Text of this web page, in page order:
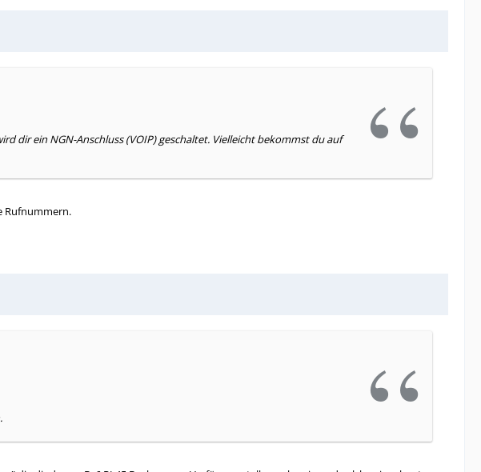
dir ein NGN-Anschluss (VOIP) geschaltet. Vielleicht bekommst du auf
Rufnummern.